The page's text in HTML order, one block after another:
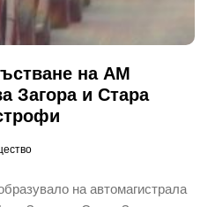
на АМ
Загора и Стара
на автомагистрала